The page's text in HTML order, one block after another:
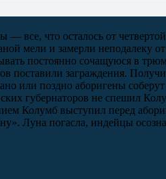
— все, что осталось от
мели и замерли неподалеку
постоянно сочащуюся в
заграждения.
или поздно аборигены
губернаторов не спешил
Колумб выступил перед
Луна погасла, индейцы